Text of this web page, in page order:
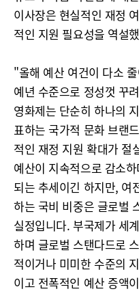
이사장은 현실적인 재정
적인 지원 필요성을 역설
"올해 예산 여건이 다소
예년 수준으로 정성껏 꾸
영화제는 단순히 하나의
표하는 국가적 문화 브랜
적인 재정 지원 확대가 절
예산이 지속적으로 감소
되는 추세이긴 하지만, 여
하는 국비 비중은 글로벌
실정입니다. 부국제가 세
하며 글로벌 스탠다드로
적이거나 미미한 수준의
이고 전폭적인 예산 증액